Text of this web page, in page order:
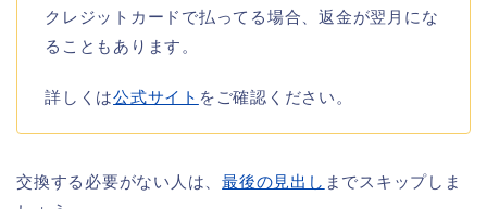
クレジットカードで払ってる場合、返金が翌月にな
ることもあります。
詳しくは公式サイト をご確認ください。
交換する必要がない人は、最後の見出し までスキップしま